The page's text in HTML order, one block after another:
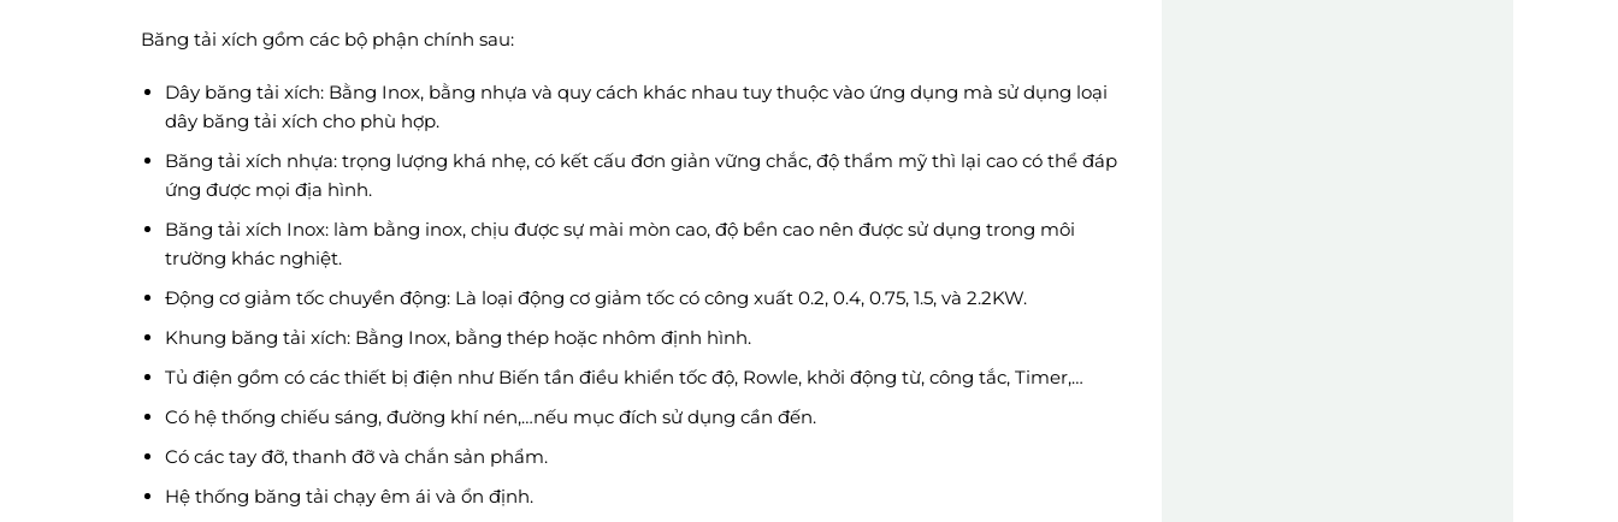
Băng tải xích gồm các bộ phận chính sau:
Dây băng tải xích: Bằng Inox, bằng nhựa và quy cách khác nhau tuy thuộc vào ứng dụng mà sử dụng loại
dây băng tải xích cho phù hợp.
Băng tải xích nhựa: trọng lượng khá nhẹ, có kết cấu đơn giản vững chắc, độ thẩm mỹ thì lại cao có thể đáp
ứng được mọi địa hình.
Băng tải xích Inox: làm bằng inox, chịu được sự mài mòn cao, độ bền cao nên được sử dụng trong môi
trường khác nghiệt.
Động cơ giảm tốc chuyền động: Là loại động cơ giảm tốc có công xuất 0.2, 0.4, 0.75, 1.5, và 2.2KW.
Khung băng tải xích: Bằng Inox, bằng thép hoặc nhôm định hình.
Tủ điện gồm có các thiết bị điện như Biến tần điều khiển tốc độ, Rowle, khởi động từ, công tắc, Timer,…
Có hệ thống chiếu sáng, đường khí nén,…nếu mục đích sử dụng cần đến.
Có các tay đỡ, thanh đỡ và chắn sản phẩm.
Hệ thống băng tải chạy êm ái và ổn định.